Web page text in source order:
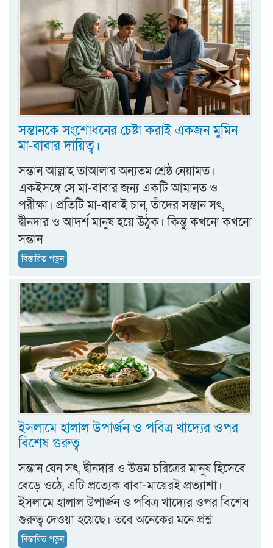
সন্তানকে সংশোধনের চেষ্টা করাই একজন মুমিন
মা-বাবার দায়িত্ব।
সন্তান আল্লাহ তাআলার অন্যতম শ্রেষ্ঠ নেয়ামত।
একইসঙ্গে সে মা-বাবার জন্য একটি আমানত ও
পরীক্ষা। প্রতিটি মা-বাবাই চান, তাঁদের সন্তান সৎ,
দ্বীনদার ও আদর্শ মানুষ হয়ে উঠুক। কিন্তু কখনো কখনো
সন্তান
বিস্তারিত পড়ুন
ইসলামে হালাল উপার্জন ও পবিত্র খাদ্যের ওপর
বিশেষ গুরুত্ব
সন্তান যেন সৎ, দ্বীনদার ও উত্তম চরিত্রের মানুষ হিসেবে
বেড়ে ওঠে, এটি প্রত্যেক বাবা-মায়েরই প্রত্যাশা।
ইসলামে হালাল উপার্জন ও পবিত্র খাদ্যের ওপর বিশেষ
গুরুত্ব দেওয়া হয়েছে। তবে অনেকের মনে প্রশ্ন
বিস্তারিত পড়ুন